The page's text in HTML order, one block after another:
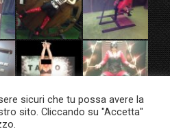
sicuri che tu possa avere la
sito. Cliccando su "Accetta"